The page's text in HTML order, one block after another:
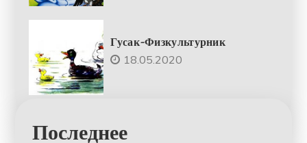
Гусак-Физкультурник
18.05.2020
Последнее